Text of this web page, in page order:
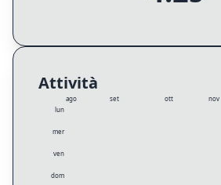
Attività
lun
mer
ven
dom
ago set ott nov